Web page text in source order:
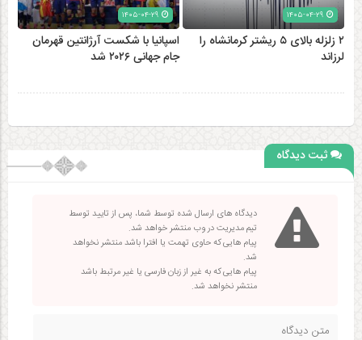
۲ زلزله‌ بالای ۵ ریشتر کرمانشاه را
لرزاند
اسپانیا با شکست آرژانتین قهرمان
جام جهانی ۲۰۲۶ شد
ثبت دیدگاه
دیدگاه های ارسال شده توسط شما، پس از تایید توسط
تیم مدیریت در وب منتشر خواهد شد.
پیام هایی که حاوی تهمت یا افترا باشد منتشر نخواهد
شد.
پیام هایی که به غیر از زبان فارسی یا غیر مرتبط باشد
منتشر نخواهد شد.